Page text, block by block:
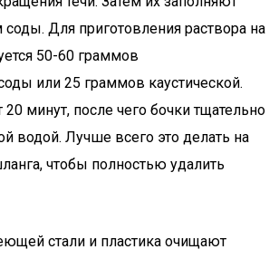
Для приготовления раствора на
50-60 граммов
или 25 граммов каустической.
минут, после чего бочки тщательно
водой. Лучше всего это делать на
чтобы полностью удалить
стали и пластика очищают